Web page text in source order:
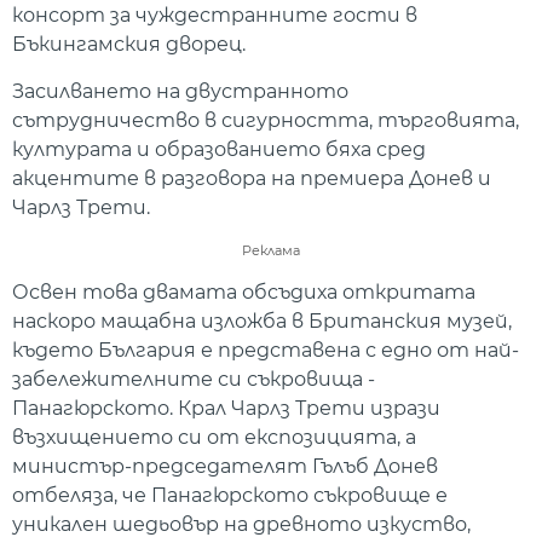
консорт за чуждестранните гости в
Бъкингамския дворец.
Засилването на двустранното
сътрудничество в сигурността, търговията,
културата и образованието бяха сред
акцентите в разговора на премиера Донев и
Чарлз Трети.
Реклама
Освен това двамата обсъдиха откритата
наскоро мащабна изложба в Британския музей,
където България е представена с едно от най-
забележителните си съкровища -
Панагюрското. Крал Чарлз Трети изрази
възхищението си от експозицията, а
министър-председателят Гълъб Донев
отбеляза, че Панагюрското съкровище е
уникален шедьовър на древното изкуство,